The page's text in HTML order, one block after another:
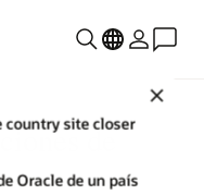
country site closer
Oracle de un país
de